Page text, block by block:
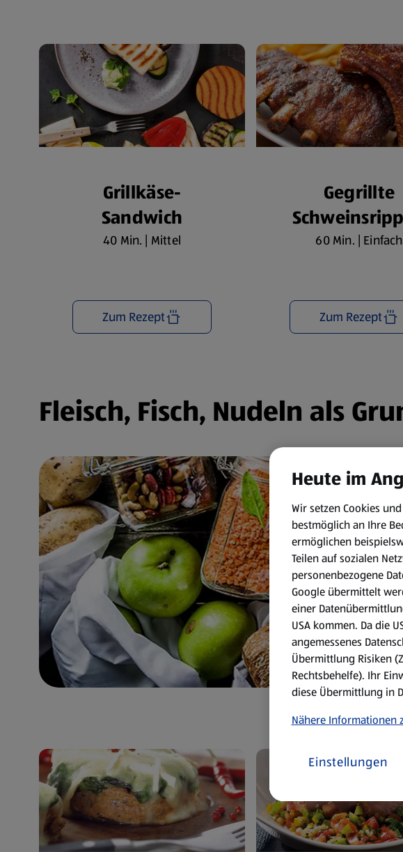
Grillkäse-
Sandwich
40 Min. | Mittel
Zum Rezept
Gegrillte
60 Min. | Einfach
Zum Rezept
Fleisch, Fisch, Nudeln als
Heute im
Wir setzen Cookies
bestmöglich an Ihre
ermöglichen
Teilen auf sozialen
personenbezogene
Google übermittelt
einer
USA kommen. Da die
angemessenes
Übermittlung Risiken
Rechtsbehelfe). Ihr
diese Übermittlung in
Nähere Informationen
Einstellungen